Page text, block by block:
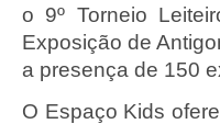
o 9º Torneio
Exposição de
a presença de 150
O Espaço Kids